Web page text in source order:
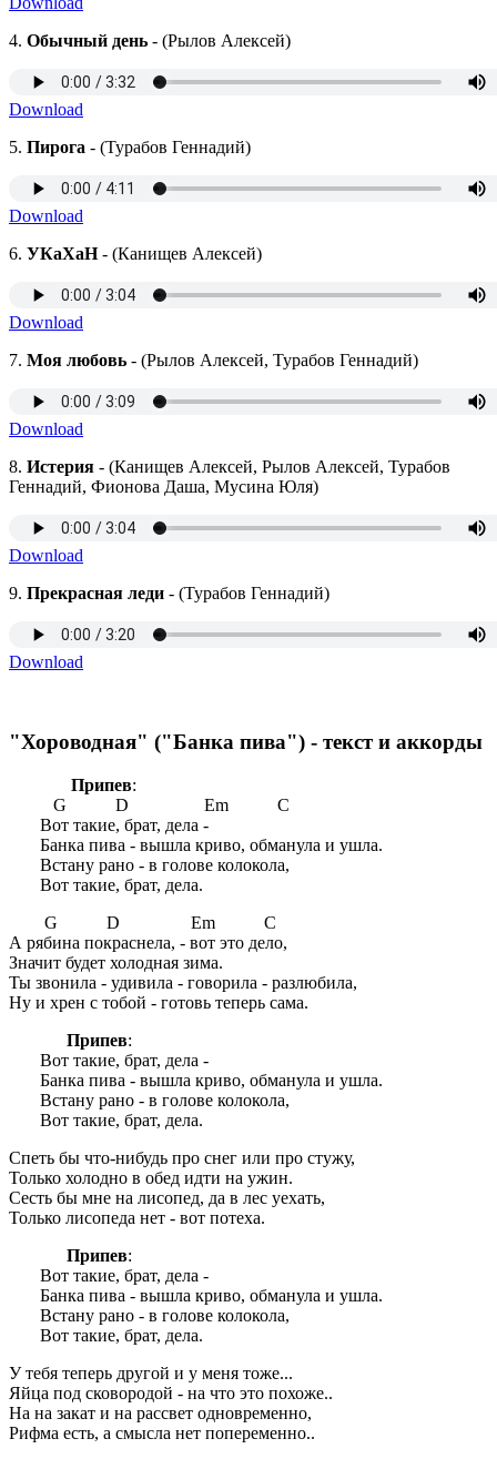
4. Обычный день - (Рылов Алексей)
Download
5. Пирога - (Турабов Геннадий)
Download
6. УКаХаН- (Канищев Алексей)
Download
7. Моя любовь - (Рылов Алексей, Турабов Геннадий)
Download
8. Истерия - (Канищев Алексей, Рылов Алексей, Турабов
Геннадий, Фионова Даша, Мусина Юля)
Download
9. Прекрасная леди - (Турабов Геннадий)
Download
"Хороводная" ("Банка пива") - текст и аккорды
Припев:
G D Em C
Вот такие, брат, дела -
Банка пива - вышла криво, обманула и ушла.
Встану рано - в голове колокола,
Вот такие, брат, дела.
G D Em C
А рябина покраснела, - вот это дело,
Значит будет холодная зима.
Ты звонила - удивила - говорила - разлюбила,
Ну и хрен с тобой - готовь теперь сама.
Припев:
Вот такие, брат, дела -
Банка пива - вышла криво, обманула и ушла.
Встану рано - в голове колокола,
Вот такие, брат, дела.
Спеть бы что-нибудь про снег или про стужу,
Только холодно в обед идти на ужин.
Сесть бы мне на лисопед, да в лес уехать,
Только лисопеда нет - вот потеха.
Припев:
Вот такие, брат, дела -
Банка пива - вышла криво, обманула и ушла.
Встану рано - в голове колокола,
Вот такие, брат, дела.
У тебя теперь другой и у меня тоже...
Яйца под сковородой - на что это похоже..
На на закат и на рассвет одновременно,
Рифма есть, а смысла нет попеременно..